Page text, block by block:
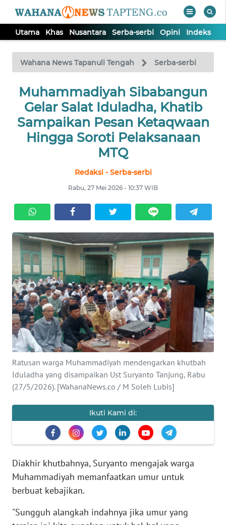
Utama Khas Nusantara Serba-serbi Opini Indeks
Wahana News Tapanuli Tengah Serba-serbi
Muhammadiyah Sibabangun
Gelar Salat Iduladha, Khatib
Sampaikan Pesan Ketaqwaan
Hingga Soroti Pelaksanaan
MTQ
Redaksi - Serba-serbi
Rabu, 27 Mei 2026 - 10:37 WIB
Ratusan warga Muhammadiyah mendengarkan khutbah
Iduladha yang disampaikan Ust Suryanto Tanjung, Rabu
(27/5/2026). [WahanaNews.co / M Soleh Lubis]
Ikuti Kami di:
Diakhir khutbahnya, Suryanto mengajak warga
Muhammadiyah memanfaatkan umur untuk
berbuat kebajikan.
"Sungguh alangkah indahnya jika umur yang
TV
Tutup
UTAMA
KHAS
NUSANTARA
OPINI
Informasi
INDEKS
BERITA
KONTAK
KAMI
INFO
IKLAN
TENTANG
KAMI
MEDIA
REDAKSI
KARIR
DISCLAIMER